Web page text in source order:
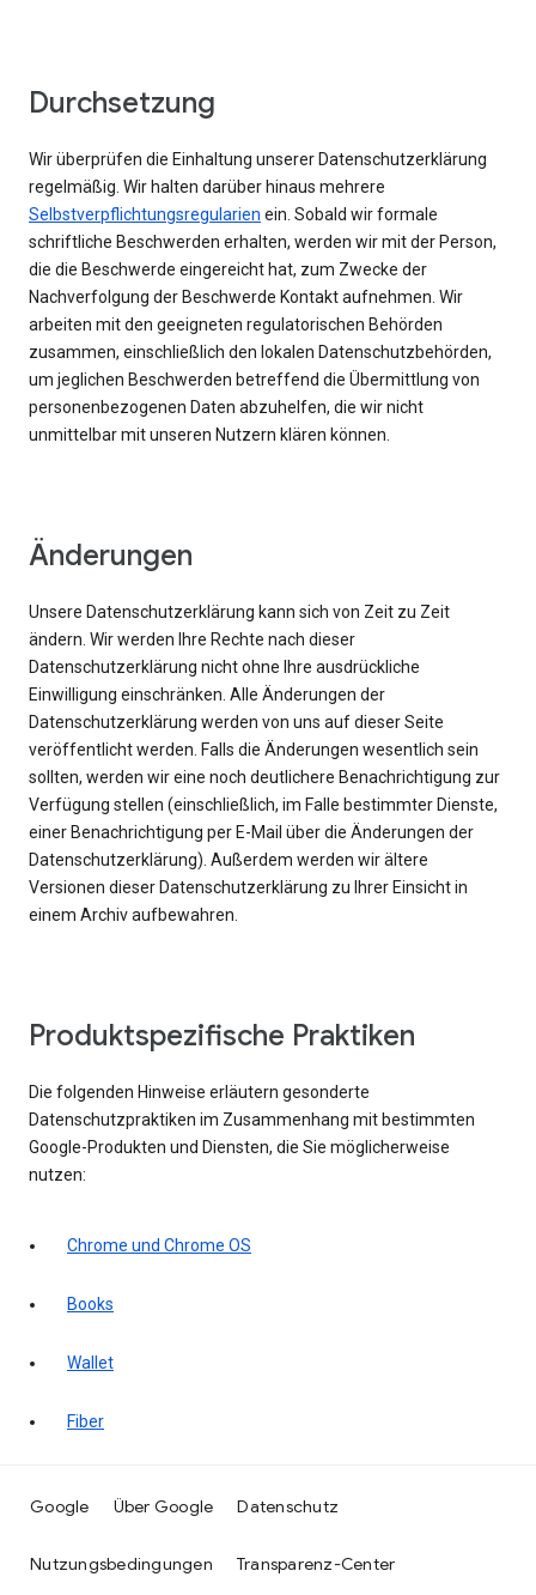
Durchsetzung
Wir überprüfen die Einhaltung unserer Datenschutzerklärung
regelmäßig. Wir halten darüber hinaus mehrere
Selbstverpflichtungsregularien ein. Sobald wir formale
schriftliche Beschwerden erhalten, werden wir mit der Person,
die die Beschwerde eingereicht hat, zum Zwecke der
Nachverfolgung der Beschwerde Kontakt aufnehmen. Wir
arbeiten mit den geeigneten regulatorischen Behörden
zusammen, einschließlich den lokalen Datenschutzbehörden,
um jeglichen Beschwerden betreffend die Übermittlung von
personenbezogenen Daten abzuhelfen, die wir nicht
unmittelbar mit unseren Nutzern klären können.
Änderungen
Unsere Datenschutzerklärung kann sich von Zeit zu Zeit
ändern. Wir werden Ihre Rechte nach dieser
Datenschutzerklärung nicht ohne Ihre ausdrückliche
Einwilligung einschränken. Alle Änderungen der
Datenschutzerklärung werden von uns auf dieser Seite
veröffentlicht werden. Falls die Änderungen wesentlich sein
sollten, werden wir eine noch deutlichere Benachrichtigung zur
Verfügung stellen (einschließlich, im Falle bestimmter Dienste,
einer Benachrichtigung per E-Mail über die Änderungen der
Datenschutzerklärung). Außerdem werden wir ältere
Versionen dieser Datenschutzerklärung zu Ihrer Einsicht in
einem Archiv aufbewahren.
Produktspezifische Praktiken
Die folgenden Hinweise erläutern gesonderte
Datenschutzpraktiken im Zusammenhang mit bestimmten
Google-Produkten und Diensten, die Sie möglicherweise
nutzen:
Chrome und Chrome OS
Books
Wallet
Fiber
Google Über Google Datenschutz
Nutzungsbedingungen Transparenz-Center